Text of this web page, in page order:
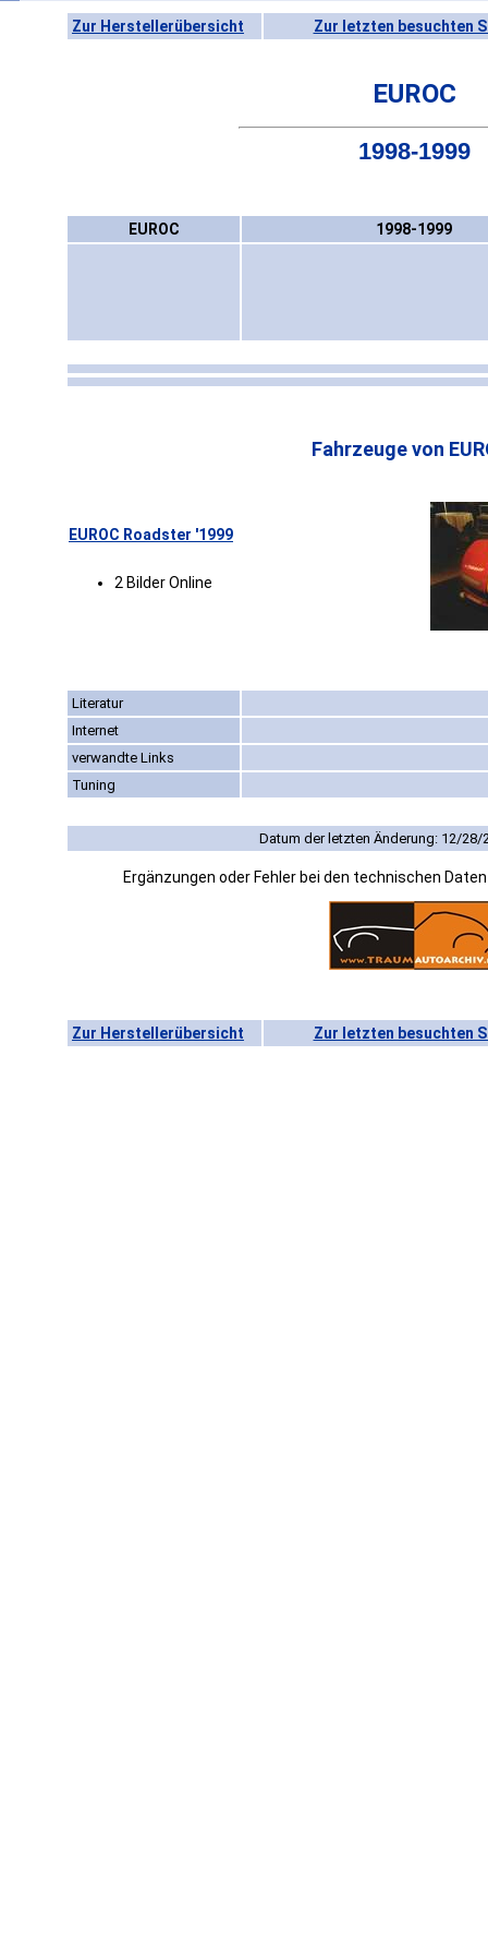
Zur Herstellerübersicht Zur letzten besuchten
EUROC
1998-1999
EUROC 1998-1999
Fahrzeuge von
EUROC Roadster '1999
2 Bilder Online
Literatur
Internet
verwandte Links
Tuning
Datum der letzten Änderung: 12/28/
Ergänzungen oder Fehler bei den technischen
Zur Herstellerübersicht Zur letzten besuchten